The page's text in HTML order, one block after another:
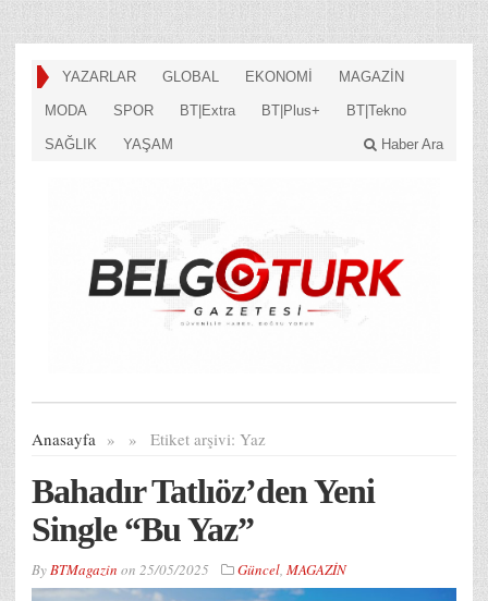
YAZARLAR GLOBAL EKONOMİ MAGAZİN
MODA SPOR BT|Extra BT|Plus+ BT|Tekno
SAĞLIK YAŞAM Haber Ara
Anasayfa » Etiket arşivi:
» Yaz
Bahadır Tatlıöz’den Yeni
Single “Bu Yaz”
ByBTMagazin on 25/05/2025 Güncel, MAGAZİN